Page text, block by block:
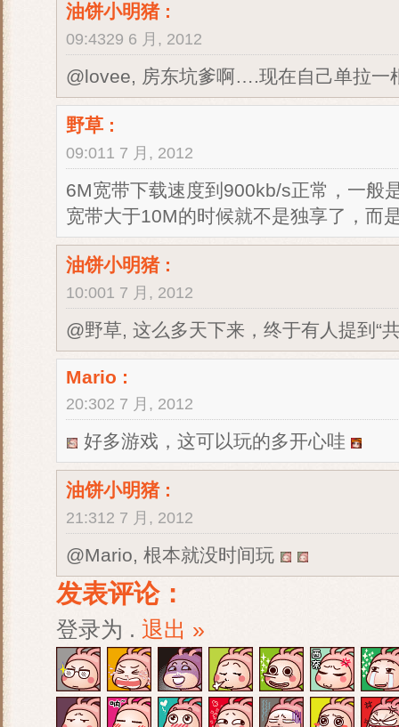
油饼小明猪:
09:4329 6 月, 2012
@lovee, 房东坑爹啊….现在自己单拉一
野草 :
09:011 7 月, 2012
6M宽带下载速度到900kb/s正常，一般
宽带大于10M的时候就不是独享了，而
油饼小明猪:
10:001 7 月, 2012
@野草, 这么多天下来，终于有人提到“
Mario :
20:302 7 月, 2012
好多游戏，这可以玩的多开心哇
油饼小明猪:
21:312 7 月, 2012
@Mario, 根本就没时间玩
发表评论：
登录为 . 退出 »